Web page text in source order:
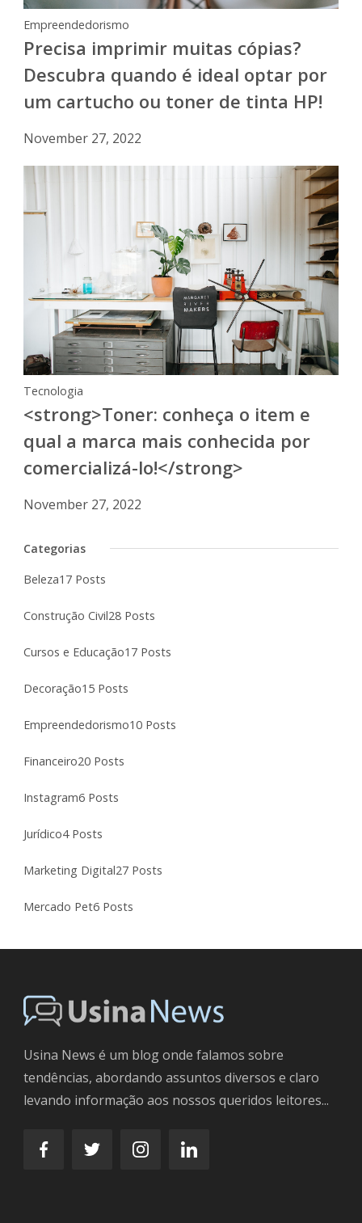
Empreendedorismo
Precisa imprimir muitas cópias?
Descubra quando é ideal optar por
um cartucho ou toner de tinta HP!
November 27, 2022
Tecnologia
<strong>Toner: conheça o item e
qual a marca mais conhecida por
comercializá-lo!</strong>
November 27, 2022
Categorias
Beleza17 Posts
Construção Civil28 Posts
Cursos e Educação17 Posts
Decoração15 Posts
Empreendedorismo10 Posts
Financeiro20 Posts
Instagram6 Posts
Jurídico4 Posts
Marketing Digital27 Posts
Mercado Pet6 Posts
Usina News é um blog onde falamos sobre
tendências, abordando assuntos diversos e claro
levando informação aos nossos queridos leitores...